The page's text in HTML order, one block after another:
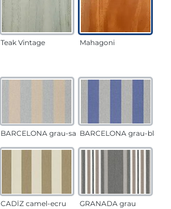
Teak Vintage Mahagoni
BARCELONA grau-sandBARCELONA grau-blau
CADÍZ camel-ecru GRANADA grau